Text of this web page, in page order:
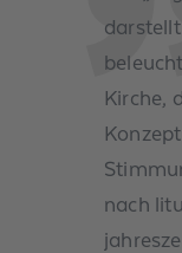
Kirche,
nach